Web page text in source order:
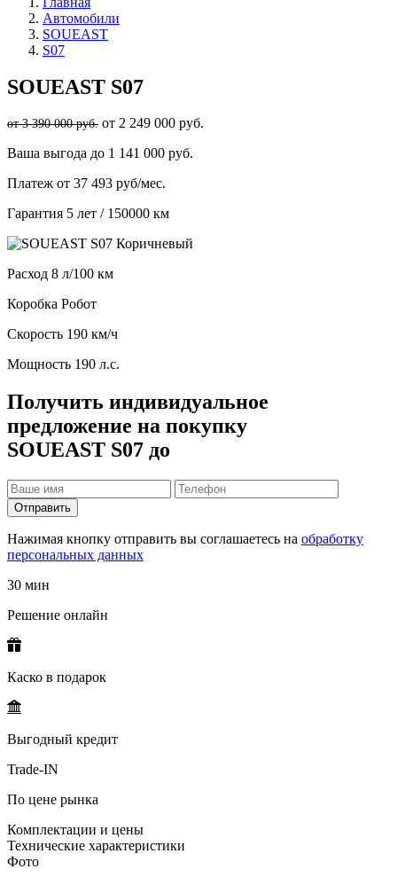
Автомобили
SOUEAST
S07
SOUEAST S07
от 3 390 000 руб. от 2 249 000 руб.
Ваша выгода до 1 141 000 руб.
Платеж от 37 493 руб/мес.
Гарантия 5 лет / 150000 км
Расход 8 л/100 км
Коробка Робот
Скорость 190 км/ч
Мощность 190 л.с.
Получить индивидуальное
предложение на покупку
SOUEAST S07 до
Отправить
Нажимая кнопку отправить вы соглашаетесь на обработку
персональных данных
30 мин
Решение онлайн
Каско в подарок
Выгодный кредит
Trade-IN
По цене рынка
Комплектации и цены
Технические характеристики
Фото